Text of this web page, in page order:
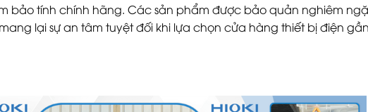
bảo tính chính hãng. Các sản phẩm được bảo quản nghiêm
lại sự an tâm tuyệt đối khi lựa chọn cửa hàng thiết bị điện